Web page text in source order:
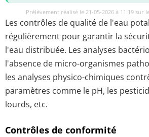
Prélèvement réalisé le 21-05-2026 à 11:19 sur
Les contrôles de qualité de l'eau
régulièrement pour garantir la
l'eau distribuée. Les analyses
l'absence de micro-organismes
les analyses physico-chimiques
paramètres comme le pH, les
lourds, etc.
Contrôles de conformité